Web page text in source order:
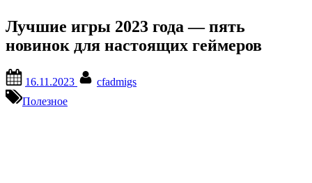
Лучшие игры 2023 года — пять
новинок для настоящих геймеров
on
16.11.2023
cfadmigs
Полезное